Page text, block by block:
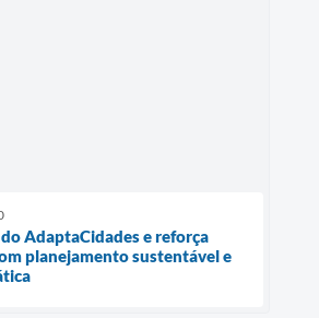
AdaptaCidades e reforça
planejamento sustentável e